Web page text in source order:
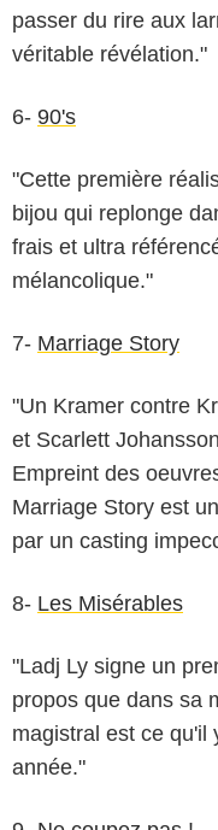
passer du rire aux
véritable révélation."
6- 90's
"Cette première
bijou qui replonge
frais et ultra
mélancolique."
7- Marriage Story
"Un Kramer contre
et Scarlett
Empreint des
Marriage Story est
par un casting
8- Les Misérables
"Ladj Ly signe un
propos que dans sa
magistral est ce qu'il
année."